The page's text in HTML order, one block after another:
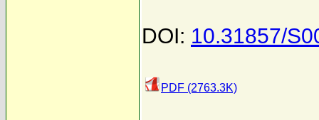
DOI: 10.31857/
PDF (2763.3K)